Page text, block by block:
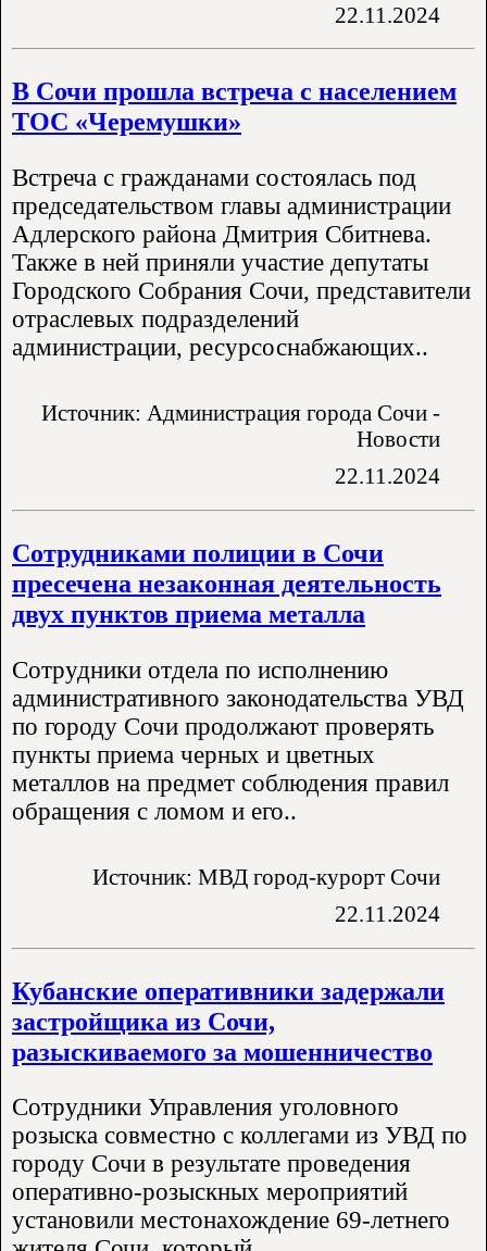
22.11.2024
В Сочи прошла встреча с населением
ТОС «Черемушки»
Встреча с гражданами состоялась под
председательством главы администрации
Адлерского района Дмитрия Сбитнева.
Также в ней приняли участие депутаты
Городского Собрания Сочи, представители
отраслевых подразделений
администрации, ресурсоснабжающих..
Источник: Администрация города Сочи -
Новости
22.11.2024
Сотрудниками полиции в Сочи
пресечена незаконная деятельность
двух пунктов приема металла
Сотрудники отдела по исполнению
административного законодательства УВД
по городу Сочи продолжают проверять
пункты приема черных и цветных
металлов на предмет соблюдения правил
обращения с ломом и его..
Источник: МВД город-курорт Сочи
22.11.2024
Кубанские оперативники задержали
застройщика из Сочи,
разыскиваемого за мошенничество
Сотрудники Управления уголовного
розыска совместно с коллегами из УВД по
городу Сочи в результате проведения
оперативно-розыскных мероприятий
установили местонахождение 69-летнего